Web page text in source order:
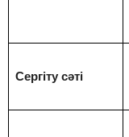
Сергіту сәті